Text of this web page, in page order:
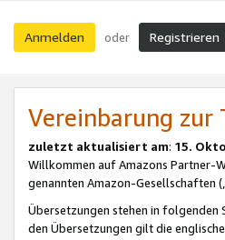
Anmelden oder Registrieren
Vereinbarung zur
zuletzt aktualisiert am: 15.
Willkommen auf Amazons Partner-
genannten Amazon-Gesellschaften
Übersetzungen stehen in folgenden
den Übersetzungen gilt die englische